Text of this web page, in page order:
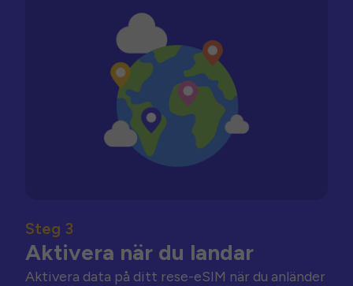
Steg 3
Aktivera när du landar
Aktivera data på ditt rese-eSIM när du anländer